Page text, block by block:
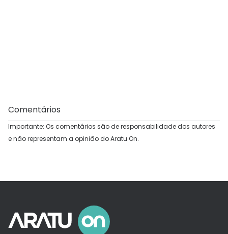
Comentários
Importante: Os comentários são de responsabilidade dos autores
e não representam a opinião do Aratu On.